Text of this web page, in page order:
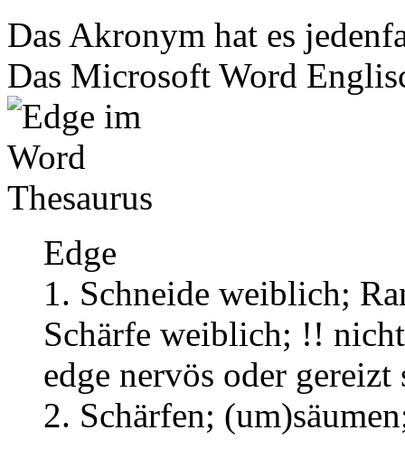
Das Akronym hat es
Das Microsoft Word
Edge
1. Schneide weiblich;
Schärfe weiblich; !!
edge nervös oder gereizt
2. Schärfen;